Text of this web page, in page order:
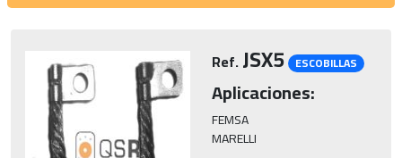
Ref.JSX5 ESCOBILLAS
Aplicaciones:
FEMSA
MARELLI